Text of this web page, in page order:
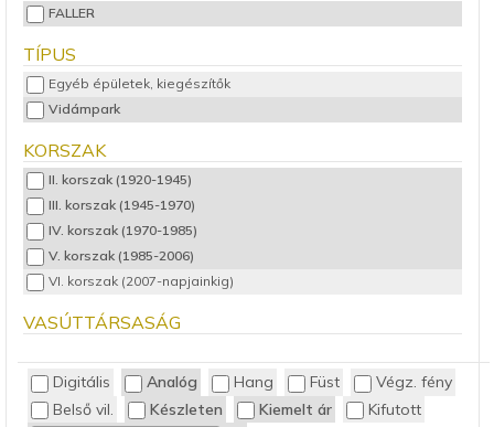
FALLER
TÍPUS
Egyéb épületek, kiegészítők
Vidámpark
KORSZAK
II. korszak (1920-1945)
III. korszak (1945-1970)
IV. korszak (1970-1985)
V. korszak (1985-2006)
VI. korszak (2007-napjainkig)
VASÚTTÁRSASÁG
Digitális Analóg Hang Füst
Végz. fény
Belső vil.
Készleten Kiemelt ár Kifutott